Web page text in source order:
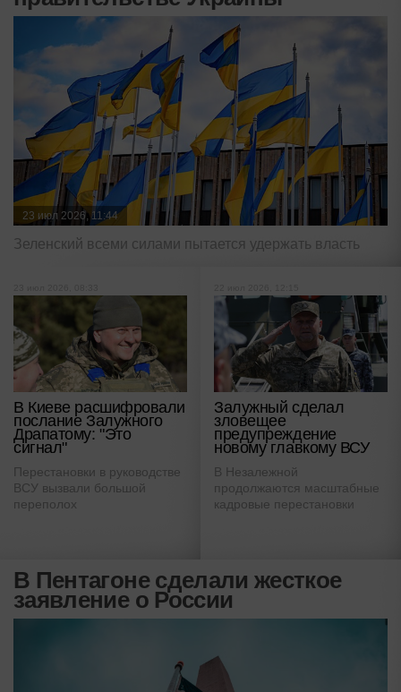
23 июл 2026, 11:44
Зеленский всеми силами пытается удержать власть
В Киеве расшифровали
послание Залужного
Драпатому: "Это
сигнал"
Перестановки в руководстве
ВСУ вызвали большой
переполох
Залужный сделал
зловещее
предупреждение
новому главкому ВСУ
В Незалежной
продолжаются масштабные
кадровые перестановки
В Пентагоне сделали жесткое
заявление о России